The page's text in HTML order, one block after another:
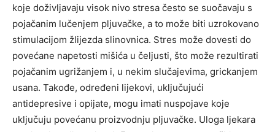
koje doživljavaju visok nivo stresa često se suočavaju s
pojačanim lučenjem pljuvačke, a to može biti uzrokovano
stimulacijom žlijezda slinovnica. Stres može dovesti do
povećane napetosti mišića u čeljusti, što može rezultirati
pojačanim ugrižanjem i, u nekim slučajevima, grickanjem
usana. Takođe, određeni lijekovi, uključujući
antidepresive i opijate, mogu imati nuspojave koje
uključuju povećanu proizvodnju pljuvačke. Uloga ljekara